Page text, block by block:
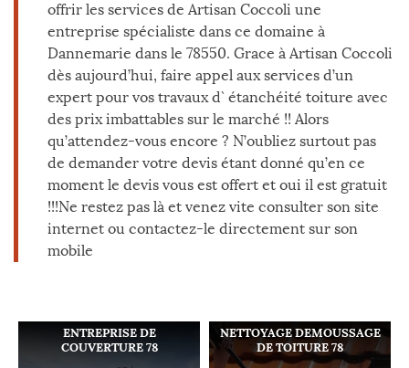
offrir les services de Artisan Coccoli une
entreprise spécialiste dans ce domaine à
Dannemarie dans le 78550. Grace à Artisan Coccoli
dès aujourd’hui, faire appel aux services d’un
expert pour vos travaux d` étanchéité toiture avec
des prix imbattables sur le marché !! Alors
qu’attendez-vous encore ? N’oubliez surtout pas
de demander votre devis étant donné qu’en ce
moment le devis vous est offert et oui il est gratuit
!!!Ne restez pas là et venez vite consulter son site
internet ou contactez-le directement sur son
mobile
ENTREPRISE DE
COUVERTURE 78
NETTOYAGE DEMOUSSAGE
DE TOITURE 78